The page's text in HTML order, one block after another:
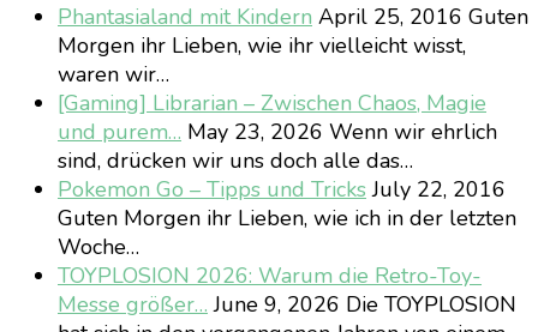
Phantasialand mit Kindern April 25, 2016 Guten
Morgen ihr Lieben, wie ihr vielleicht wisst,
waren wir…
[Gaming] Librarian – Zwischen Chaos, Magie
und purem… May 23, 2026 Wenn wir ehrlich
sind, drücken wir uns doch alle das…
Pokemon Go – Tipps und TricksJuly 22, 2016
Guten Morgen ihr Lieben, wie ich in der letzten
Woche…
TOYPLOSION 2026: Warum die Retro-Toy-
Messe größer… June 9, 2026 Die TOYPLOSION